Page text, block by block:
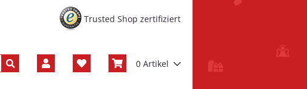
Trusted Shop zertifiziert
0 Artikel